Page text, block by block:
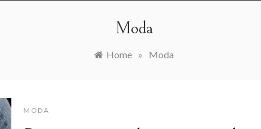
Moda
Home » Moda
MODA